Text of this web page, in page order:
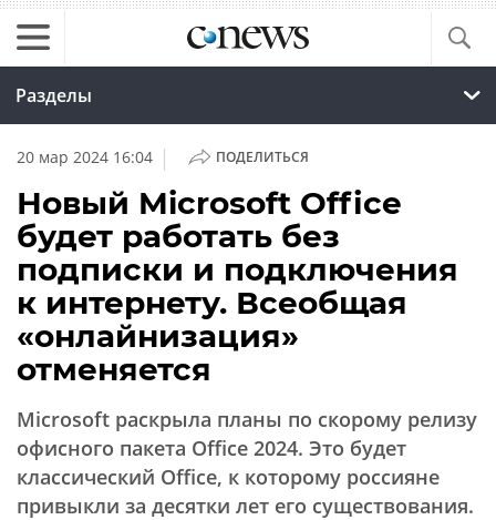
Разделы
20 мар 2024 16:04 | ПОДЕЛИТЬСЯ
Новый Microsoft Office
будет работать без
подписки и подключения
к интернету. Всеобщая
«онлайнизация»
отменяется
Microsoft раскрыла планы по скорому релизу
офисного пакета Office 2024. Это будет
классический Office, к которому россияне
привыкли за десятки лет его существования.